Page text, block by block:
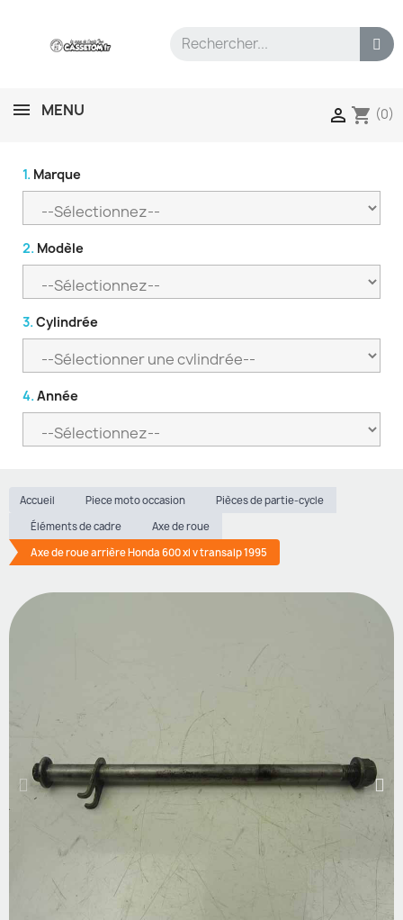
MENU  shopping_cart (0)
1. Marque
2. Modèle
3. Cylindrée
4. Année
Accueil Piece moto occasion
Pièces de partie-cycle
Éléments de cadre
Axe de roue
Axe de roue arrière Honda 600 xl v transalp 1995